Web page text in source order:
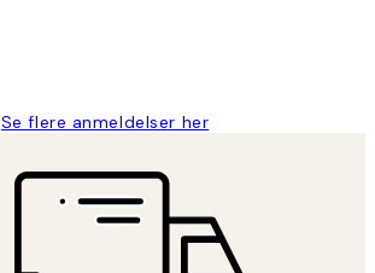
Se flere anmeldelser her